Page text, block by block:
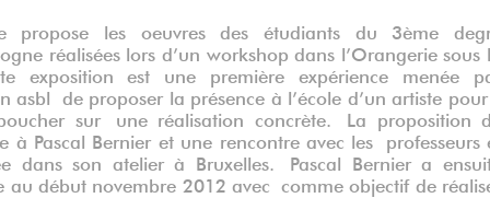
propose les oeuvres des étudiants du 3ème
réalisées lors d’un workshop dans l’Orangerie sous
exposition est une première expérience menée
asbl de proposer la présence à l’école d’un artiste pour
sur une réalisation concrète. La proposition
à Pascal Bernier et une rencontre avec les professeurs
dans son atelier à Bruxelles. Pascal Bernier a
au début novembre 2012 avec comme objectif de